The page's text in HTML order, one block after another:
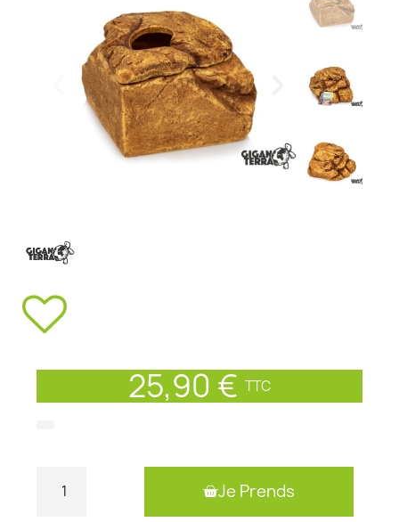
25,90 € TTC
Je Prends